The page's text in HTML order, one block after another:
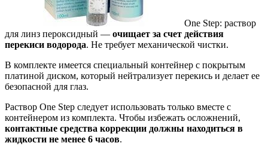
One Step: раствор
для линз пероксидный — очищает за счет действия
перекиси водорода. Не требует механической чистки.
В комплекте имеется специальный контейнер с покрытым
платиной диском, который нейтрализует перекись и делает ее
безопасной для глаз.
Раствор One Step следует использовать только вместе с
контейнером из комплекта. Чтобы избежать осложнений,
контактные средства коррекции должны находиться в
жидкости не менее 6 часов.